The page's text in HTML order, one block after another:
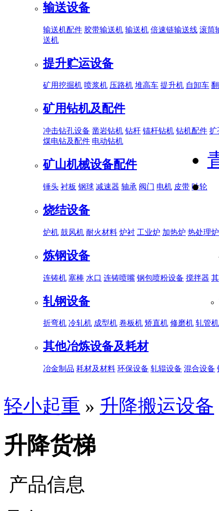
输送设备
输送机配件 胶带输送机 输送机 倍速链输送线 滚筒
送机
提升贮运设备
矿用挖掘机 喷浆机 压路机 堆高车 提升机 自卸车
矿用钻机及配件
冲击钻孔设备 凿岩钻机 钻杆 锚杆钻机 钻机配件 扩
煤电钻及配件 电动钻机
矿山机械设备配件
锤头 衬板 钢球 减速器 轴承 阀门 电机 皮带 叶轮
烧结设备
炉机 鼓风机 耐火材料 炉衬 工业炉 加热炉 热处理炉
炼钢设备
连铸机 塞棒 水口 连铸喷嘴 钢包喷粉设备 搅拌器
轧钢设备
折弯机 冷轧机 成型机 卷板机 矫直机 修磨机 轧管机
其他冶炼设备及耗材
冶金制品 耗材及材料 环保设备 轧辊设备 混合设备
轻小起重 » 升降搬运设备
升降货梯
产品信息